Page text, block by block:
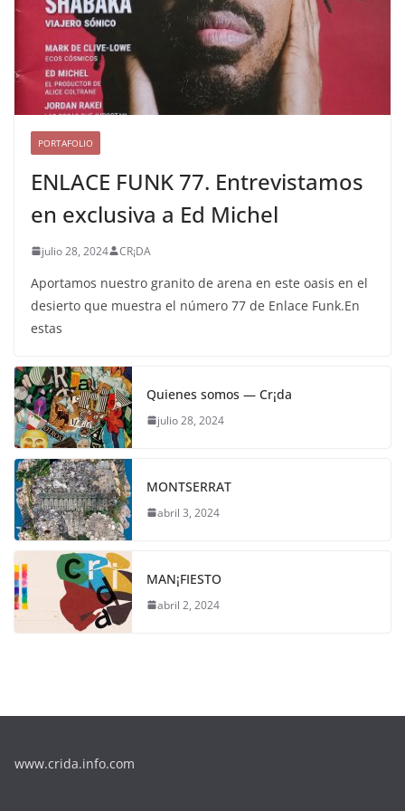
PORTAFOLIO
ENLACE FUNK 77. Entrevistamos
en exclusiva a Ed Michel
julio 28, 2024 CR¡DA
Aportamos nuestro granito de arena en este oasis en el
desierto que muestra el número 77 de Enlace Funk.En
estas
Quienes somos — Cr¡da
julio 28, 2024
MONTSERRAT
abril 3, 2024
MAN¡FIESTO
abril 2, 2024
www.crida.info.com